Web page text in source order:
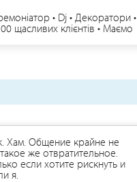
• Dj • Декоратори •
щасливих клієнтів • Маємо
Хам. Общение крайне не
же отвратительное.
если хотите рискнуть и
я.